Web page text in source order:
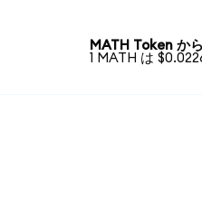
MATH Token か
1 MATH は